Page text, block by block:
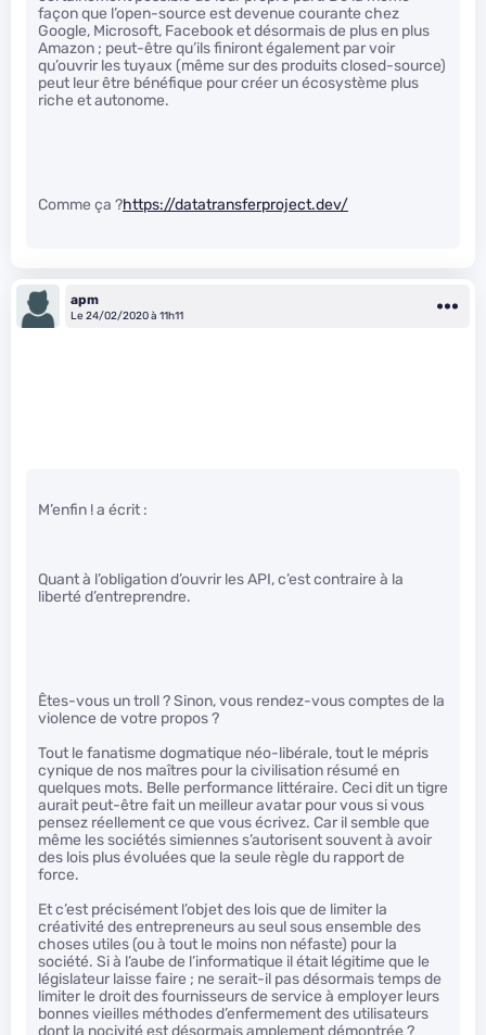
façon que l’open-source est devenue courante chez
Google, Microsoft, Facebook et désormais de plus en plus
Amazon ; peut-être qu’ils finiront également par voir
qu’ouvrir les tuyaux (même sur des produits closed-source)
peut leur être bénéfique pour créer un écosystème plus
riche et autonome.
Comme ça ?https://datatransferproject.dev/
apm
Le 24/02/2020 à 11h11
M’enfin ! a écrit :
Quant à l’obligation d’ouvrir les API, c’est contraire à la
liberté d’entreprendre.
Êtes-vous un troll ? Sinon, vous rendez-vous comptes de la
violence de votre propos ?
Tout le fanatisme dogmatique néo-libérale, tout le mépris
cynique de nos maîtres pour la civilisation résumé en
quelques mots. Belle performance littéraire. Ceci dit un tigre
aurait peut-être fait un meilleur avatar pour vous si vous
pensez réellement ce que vous écrivez. Car il semble que
même les sociétés simiennes s’autorisent souvent à avoir
des lois plus évoluées que la seule règle du rapport de
force.
Et c’est précisément l’objet des lois que de limiter la
créativité des entrepreneurs au seul sous ensemble des
choses utiles (ou à tout le moins non néfaste) pour la
société. Si à l’aube de l’informatique il était légitime que le
législateur laisse faire ; ne serait-il pas désormais temps de
limiter le droit des fournisseurs de service à employer leurs
bonnes vieilles méthodes d’enfermement des utilisateurs